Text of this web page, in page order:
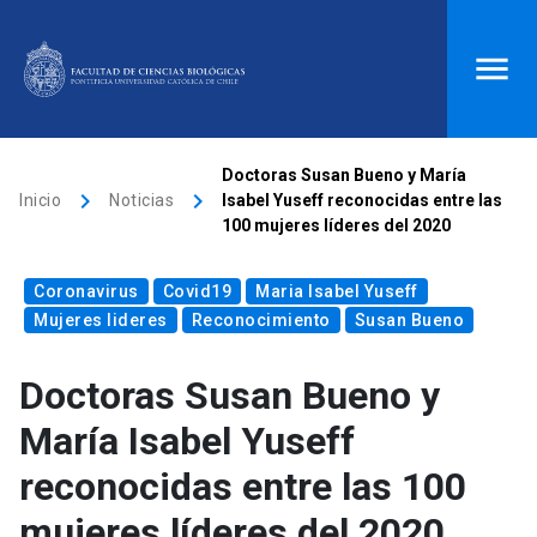
Biblioteca launch Donaciones launch
search
Inicio
Inicio keyboard_arrow_right Noticias keyboard_arrow_right
Doctoras Susan Bueno y María
Isabel Yuseff reconocidas entre las
100 mujeres líderes del 2020
Coronavirus Covid19
Maria Isabel Yuseff
Mujeres lideres
Reconocimiento Susan Bueno
Doctoras Susan Bueno y
María Isabel Yuseff
reconocidas entre las 100